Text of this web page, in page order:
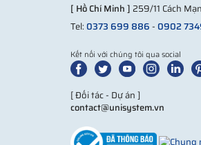
[ Hồ Chí Minh ] 259/11 Cách
Tel:0373 699 886-0902
Kết nối với chúng tôi qua social
[ Đối tác - Dự án ]
contact@unisystem.vn